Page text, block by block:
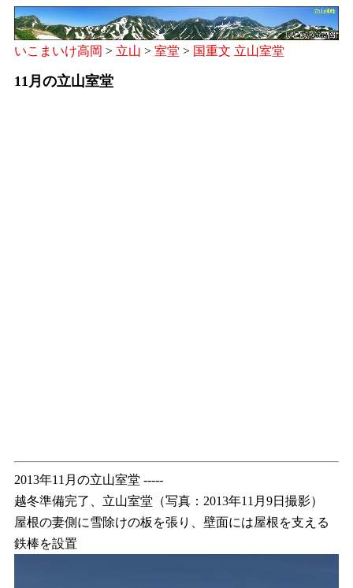
いこまいけ高岡 > 立山 > 室堂 > 国重文 立山室堂
11月の立山室堂
2013年11月の立山室堂 -----
越冬準備完了、立山室堂（写真：2013年11月9日撮影）
屋根の妻側に雪除けの板を張り、壁面には屋根を支える
鉄棒を設置